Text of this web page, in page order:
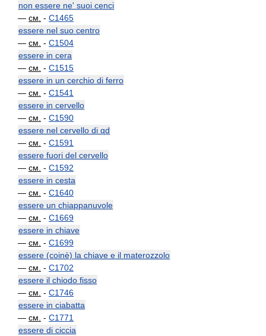
non essere ne' suoi cenci
— см. - C1465
essere nel suo centro
— см. - C1504
essere in cera
— см. - C1515
essere in un cerchio di ferro
— см. - C1541
essere in cervello
— см. - C1590
essere nel cervello di qd
— см. - C1591
essere fuori del cervello
— см. - C1592
essere in cesta
— см. - C1640
essere un chiappanuvole
— см. - C1669
essere in chiave
— см. - C1699
essere (coinè) la chiave e il materozzolo
— см. - C1702
essere il chiodo fisso
— см. - C1746
essere in ciabatta
— см. - C1771
essere di ciccia